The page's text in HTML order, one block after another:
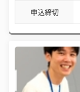
申込締切